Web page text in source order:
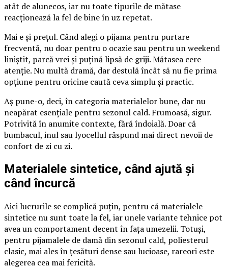
atât de alunecos, iar nu toate tipurile de mătase
reacționează la fel de bine în uz repetat.
Mai e și prețul. Când alegi o pijama pentru purtare
frecventă, nu doar pentru o ocazie sau pentru un weekend
liniștit, parcă vrei și puțină lipsă de griji. Mătasea cere
atenție. Nu multă dramă, dar destulă încât să nu fie prima
opțiune pentru oricine caută ceva simplu și practic.
Aș pune-o, deci, în categoria materialelor bune, dar nu
neapărat esențiale pentru sezonul cald. Frumoasă, sigur.
Potrivită în anumite contexte, fără îndoială. Doar că
bumbacul, inul sau lyocellul răspund mai direct nevoii de
confort de zi cu zi.
Materialele sintetice, când ajută și
când încurcă
Aici lucrurile se complică puțin, pentru că materialele
sintetice nu sunt toate la fel, iar unele variante tehnice pot
avea un comportament decent în fața umezelii. Totuși,
pentru pijamalele de damă din sezonul cald, poliesterul
clasic, mai ales în țesături dense sau lucioase, rareori este
alegerea cea mai fericită.